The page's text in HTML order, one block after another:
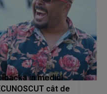
Ibacka în mediul
cât de